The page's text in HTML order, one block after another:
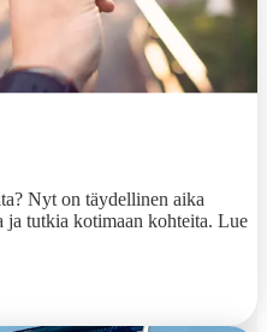
Nyt on täydellinen aika
ja tutkia kotimaan kohteita. Lue